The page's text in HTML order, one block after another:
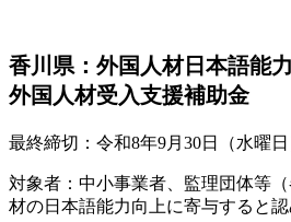
香川県：外国人材日本語能
外国人材受入支援補助金
最終締切：令和8年9月30日（水曜日
対象者：中小事業者、監理団体等
材の日本語能力向上に寄与すると